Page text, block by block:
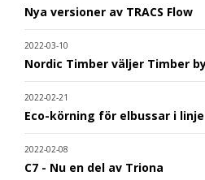
Nya versioner av TRACS Flow
2022-03-10
Nordic Timber väljer Timber
2022-02-21
Eco-körning för elbussar i
2022-02-08
C7 - Nu en del av Triona